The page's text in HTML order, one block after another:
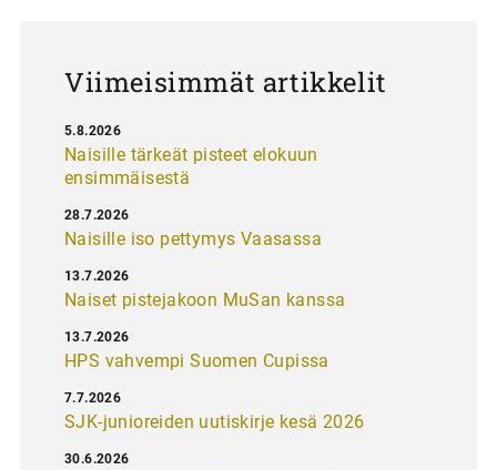
Viimeisimmät artikkelit
Naisille tärkeät pisteet elokuun
ensimmäisestä
5.8.2026
Naisille iso pettymys Vaasassa
28.7.2026
Naiset pistejakoon MuSan kanssa
13.7.2026
HPS vahvempi Suomen Cupissa
13.7.2026
SJK-junioreiden uutiskirje kesä 2026
7.7.2026
30.6.2026